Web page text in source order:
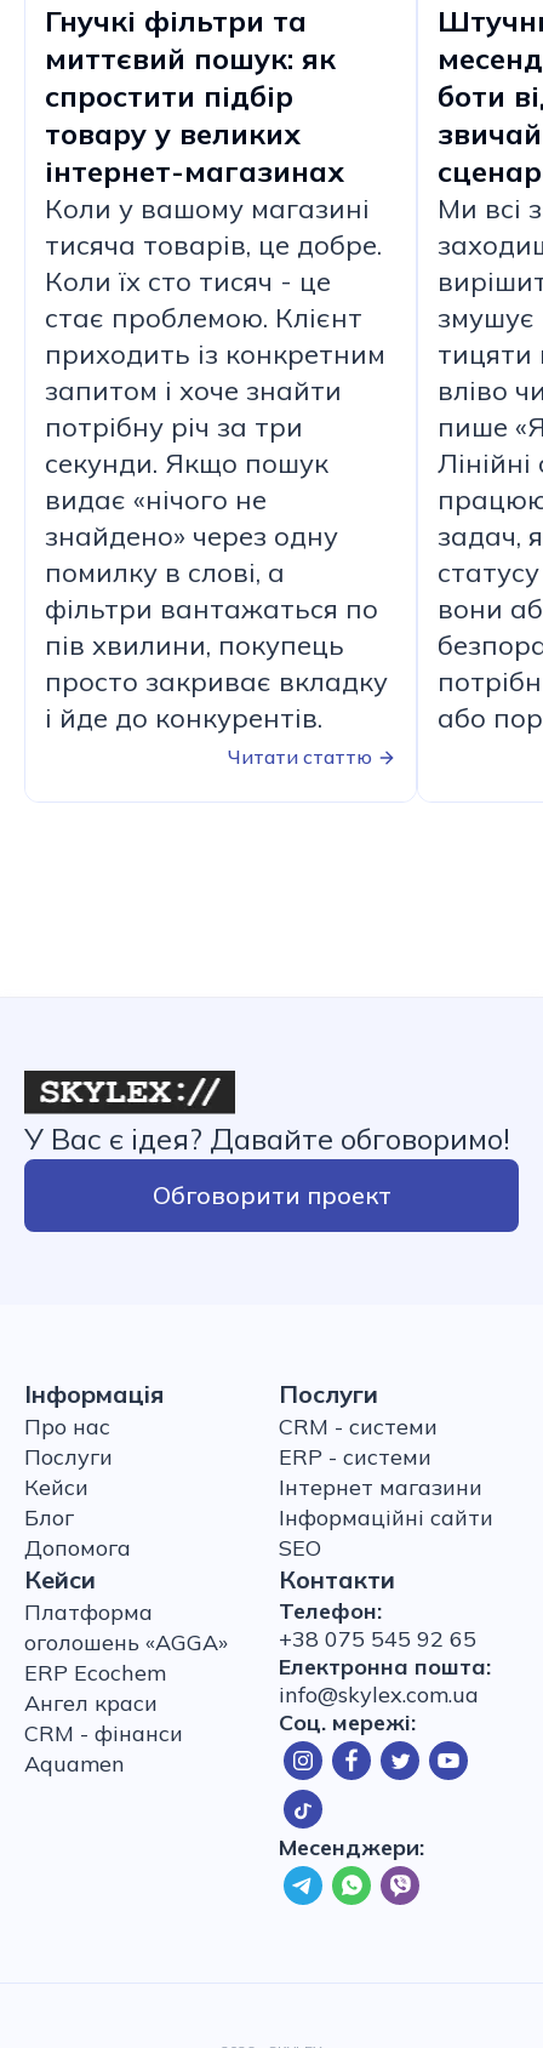
Гнучкі фільтри та
миттєвий пошук: як
спростити підбір
товару у великих
інтернет-магазинах
Коли у вашому магазині
тисяча товарів, це добре.
Коли їх сто тисяч - це
стає проблемою. Клієнт
приходить із конкретним
запитом і хоче знайти
потрібну річ за три
секунди. Якщо пошук
видає «нічого не
знайдено» через одну
помилку в слові, а
фільтри вантажаться по
пів хвилини, покупець
просто закриває вкладку
і йде до конкурентів.
Читати статтю
боти
Ми всі
змушує
тицяти
вліво
пише
задач,
вони
або
У Вас є ідея? Давайте обговоримо!
Обговорити проект
Послуги
CRM - системи
ERP - системи
Інтернет магазини
Інформаційні сайти
SEO
Кейси
Платформа
оголошень «AGGA»
ERP Ecochem
Ангел краси
CRM - фінанси
Aquamen
Інформація
Про нас
Послуги
Кейси
Блог
Допомога
Контакти
Телефон:
+38 075 545 92 65
Електронна пошта:
info@skylex.com.ua
Соц. мережі:
Месенджери: